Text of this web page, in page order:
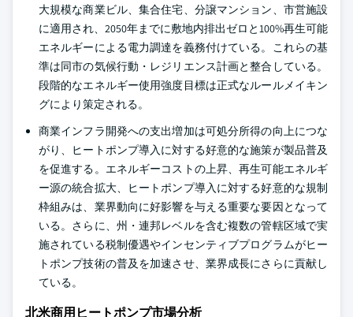
大規模な商業ビル、集合住宅、分譲マンション、市営施設
に適用され、2050年までに敷地内排出ゼロと100%再生可能
エネルギーによる電力調達を義務付けている。これらの基
準は同市の気候行動・レジリエンス計画と整合している。
段階的なエネルギー使用強度目標は正式なルールメイキン
グにより策定される。
商業インフラ開発への支出増加は可処分所得の向上につな
がり、ヒートポンプ導入に対する好意的な施策が製品普及
を促進する。エネルギーコストの上昇、再生可能エネルギ
ー源の統合拡大、ヒートポンプ導入に対する好意的な規制
枠組みは、業界動向に好影響を与える重要な要因となって
いる。さらに、州・連邦レベルを含む複数の管轄区域で実
施されている税制優遇やインセンティブプログラムがヒー
トポンプ技術の普及を加速させ、業界成長にさらに貢献し
ている。
北米商用ヒートポンプ市場分析